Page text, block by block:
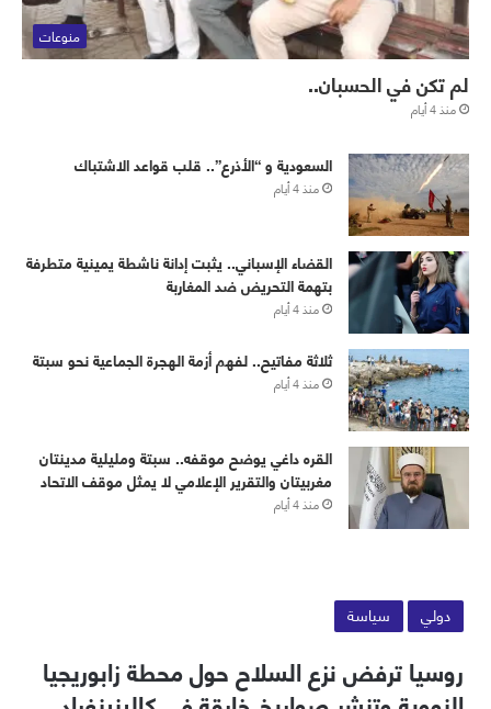
منوعات
لم تكن في الحسبان..
منذ 4 أيام
‏⁧‫السعودية‬⁩ و “الأذرع”.. قلب قواعد الاشتباك
منذ 4 أيام
القضاء الإسباني.. يثبت إدانة ناشطة يمينية متطرفة
بتهمة التحريض ضد المغاربة
منذ 4 أيام
ثلاثة مفاتيح.. لفهم أزمة الهجرة الجماعية نحو سبتة
منذ 4 أيام
القره داغي يوضح موقفه.. سبتة ومليلية مدينتان
مغربيتان والتقرير الإعلامي لا يمثل موقف الاتحاد
منذ 4 أيام